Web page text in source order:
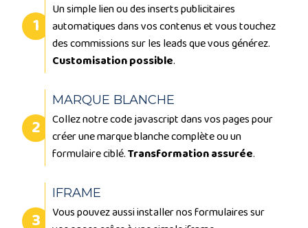
Un simple lien ou des inserts publicitaires
automatiques dans vos contenus et vous touchez
des commissions sur les leads que vous générez.
Customisation possible.
MARQUE BLANCHE
Collez notre code javascript dans vos pages pour
créer une marque blanche complète ou un
formulaire ciblé.Transformation assurée.
IFRAME
Vous pouvez aussi installer nos formulaires sur